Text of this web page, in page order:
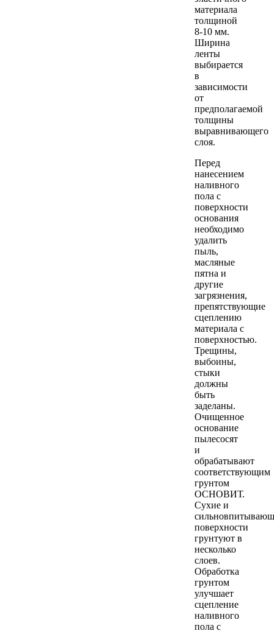
материала
толщиной
8-10 мм.
Ширина
ленты
выбирается
в
зависимости
от
предполагаемой
толщины
выравнивающего
слоя.
Перед
нанесением
наливного
пола с
поверхности
основания
необходимо
удалить
пыль,
масляные
пятна и
другие
загрязнения,
препятствующие
сцеплению
материала с
поверхностью.
Трещины,
выбоины,
стыки
должны
быть
заделаны.
Очищенное
основание
пылесосят
и
обрабатывают
соответствующим
грунтом
ОСНОВИТ.
Сухие и
поверхности
грунтуют в
несколько
слоев.
Обработка
грунтом
улучшает
сцепление
наливного
пола с